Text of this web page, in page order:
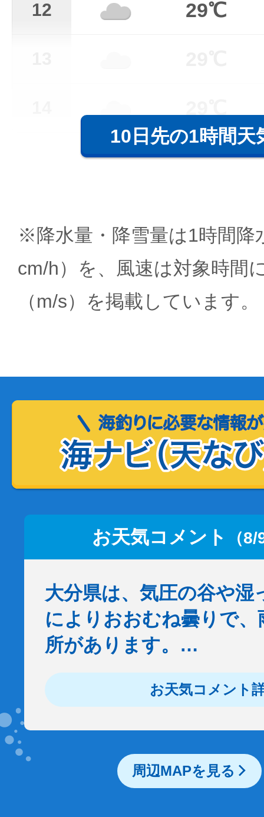
12 29℃
10日先の1時間天
※降水量・降雪量は1時間降
cm/h）を、風速は対象時間
（m/s）を掲載しています。
お天気コメント （
大分県は、気圧の谷や湿
によりおおむね曇りで
所があります。…
お天気コメント
周辺MAPを見る